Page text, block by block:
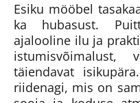
Esiku mööbel
ka hubasust.
ajalooline ilu ja
täiendavat
riidenagi, mis on